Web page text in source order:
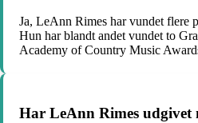
Ja, LeAnn Rimes har vundet flere
Hun har blandt andet vundet to
Academy of Country Music
Har LeAnn Rimes udgivet